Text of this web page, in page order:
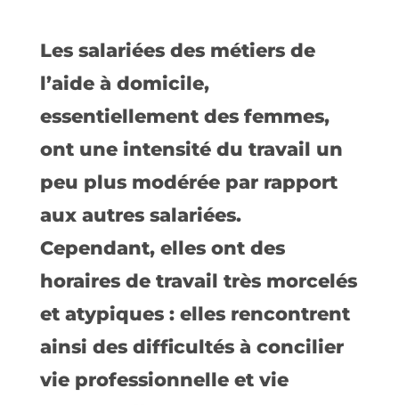
Les salariées des métiers de
l’aide à domicile,
essentiellement des femmes,
ont une intensité du travail un
peu plus modérée par rapport
aux autres salariées.
Cependant, elles ont des
horaires de travail très morcelés
et atypiques : elles rencontrent
ainsi des difficultés à concilier
vie professionnelle et vie